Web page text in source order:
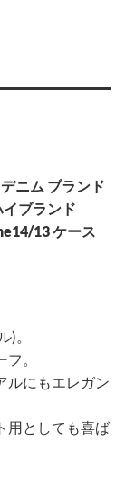
ニム ブランド
ブランド
13 ケース
)。
。
ルにもエレガン
用としても喜ば